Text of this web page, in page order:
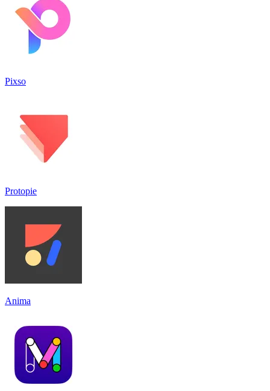
Pixso
Protopie
Anima